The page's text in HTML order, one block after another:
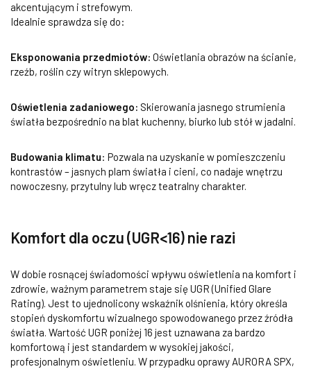
akcentującym i strefowym.
Idealnie sprawdza się do:
Eksponowania przedmiotów: Oświetlania obrazów na ścianie,
rzeźb, roślin czy witryn sklepowych.
Oświetlenia zadaniowego: Skierowania jasnego strumienia
światła bezpośrednio na blat kuchenny, biurko lub stół w jadalni.
Budowania klimatu: Pozwala na uzyskanie w pomieszczeniu
kontrastów – jasnych plam światła i cieni, co nadaje wnętrzu
nowoczesny, przytulny lub wręcz teatralny charakter.
Komfort dla oczu (UGR<16) nie razi
W dobie rosnącej świadomości wpływu oświetlenia na komfort i
zdrowie, ważnym parametrem staje się UGR (Unified Glare
Rating). Jest to ujednolicony wskaźnik olśnienia, który określa
stopień dyskomfortu wizualnego spowodowanego przez źródła
światła. Wartość UGR poniżej 16 jest uznawana za bardzo
komfortową i jest standardem w wysokiej jakości,
profesjonalnym oświetleniu. W przypadku oprawy AURORA SPX,